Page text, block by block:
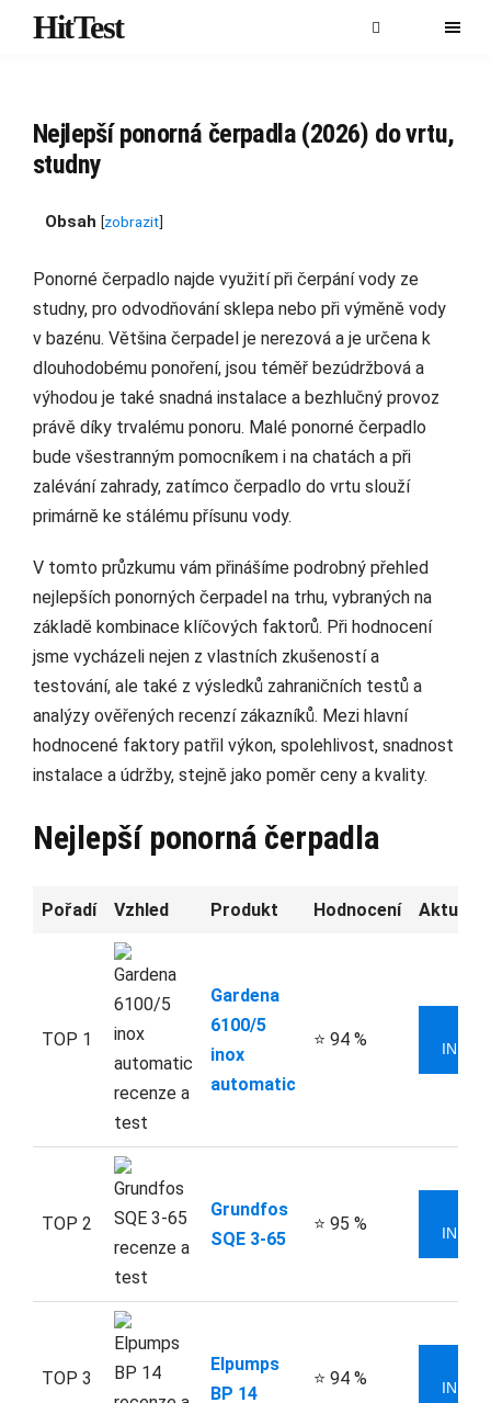
HitTest
Nejlepší ponorná čerpadla (2026) do vrtu,
studny
Obsah [zobrazit]
Ponorné čerpadlo najde využití při čerpání vody ze
studny, pro odvodňování sklepa nebo při výměně vody
v bazénu. Většina čerpadel je nerezová a je určena k
dlouhodobému ponoření, jsou téměř bezúdržbová a
výhodou je také snadná instalace a bezhlučný provoz
právě díky trvalému ponoru. Malé ponorné čerpadlo
bude všestranným pomocníkem i na chatách a při
zalévání zahrady, zatímco čerpadlo do vrtu slouží
primárně ke stálému přísunu vody.
V tomto průzkumu vám přinášíme podrobný přehled
nejlepších ponorných čerpadel na trhu, vybraných na
základě kombinace klíčových faktorů. Při hodnocení
jsme vycházeli nejen z vlastních zkušeností a
testování, ale také z výsledků zahraničních testů a
analýzy ověřených recenzí zákazníků. Mezi hlavní
hodnocené faktory patřil výkon, spolehlivost, snadnost
instalace a údržby, stejně jako poměr ceny a kvality.
Nejlepší ponorná čerpadla
Pořadí Vzhled Produkt Hodnocení Aktuální
TOP 1
Gardena
6100/5
inox
automatic
⭐ 94 %
TOP 2
Grundfos
SQE 3-65
⭐ 95 %
TOP 3
Elpumps
BP 14
⭐ 94 %